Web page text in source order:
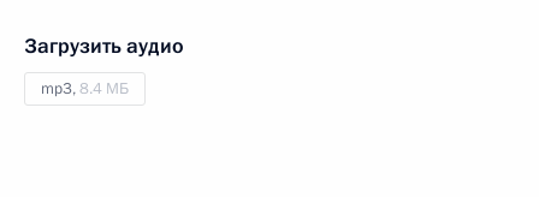
Загрузить аудио
mp3,8.4 МБ